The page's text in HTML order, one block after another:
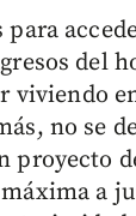
del
viviendo
no se
proyecto
a